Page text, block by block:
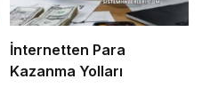
İnternetten Para
Kazanma Yolları